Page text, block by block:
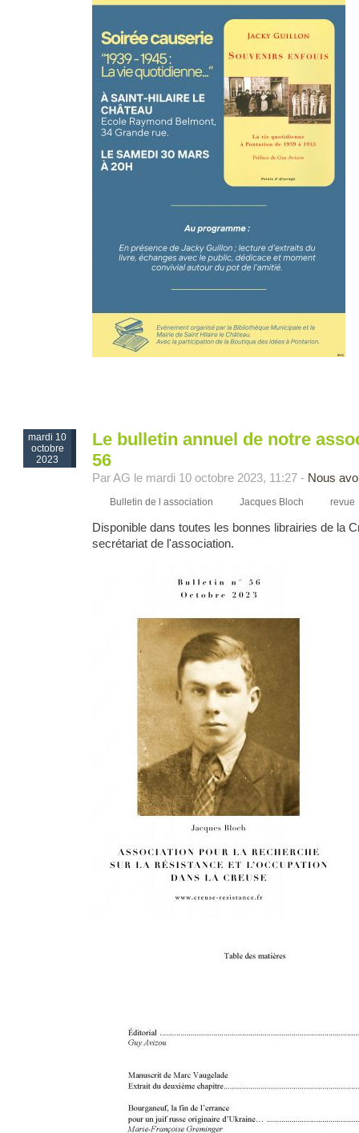
mardi 10
octobre
2023
Le bulletin annuel de notre
56
Par AG le mardi 10 octobre 2023, 11:27 - Nous
Bulletin de l association Jacques Bloch revue
Disponible dans toutes les bonnes librairies de la
secrétariat de l'association.